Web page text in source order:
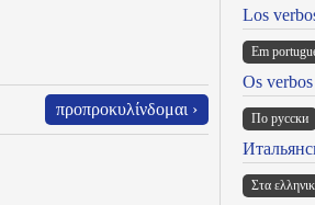
προπροκυλίνδομαι ›
Los
Em
Os
По русски
Στα